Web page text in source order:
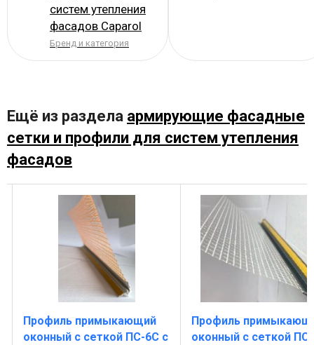
систем утепления
фасадов Caparol
Бренд и категория
Ещё из раздела армирующие фасадные
сетки и профили для систем утепления
фасадов
Профиль примыкающий
оконный с сеткой ПС-6С с
Профиль
оконный с сеткой